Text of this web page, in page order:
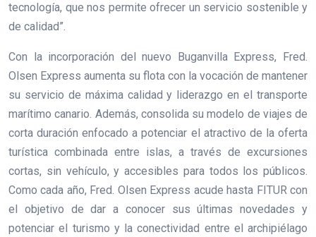
tecnología, que nos permite ofrecer un servicio sostenible y
de calidad”.
Con la incorporación del nuevo Buganvilla Express, Fred.
Olsen Express aumenta su flota con la vocación de mantener
su servicio de máxima calidad y liderazgo en el transporte
marítimo canario. Además, consolida su modelo de viajes de
corta duración enfocado a potenciar el atractivo de la oferta
turística combinada entre islas, a través de excursiones
cortas, sin vehículo, y accesibles para todos los públicos.
Como cada año, Fred. Olsen Express acude hasta FITUR con
el objetivo de dar a conocer sus últimas novedades y
potenciar el turismo y la conectividad entre el archipiélago